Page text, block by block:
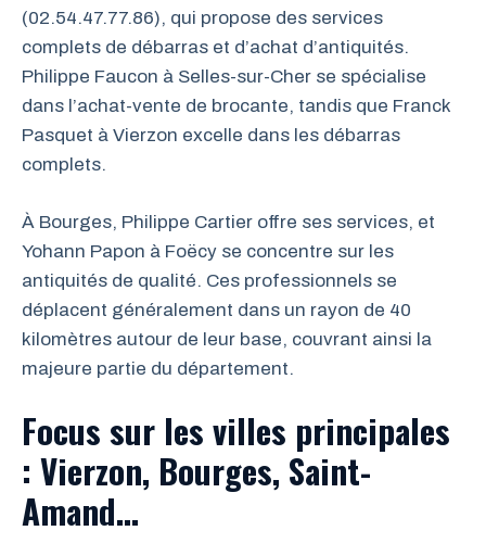
(02.54.47.77.86), qui propose des services
complets de débarras et d’achat d’antiquités.
Philippe Faucon à Selles-sur-Cher se spécialise
dans l’achat-vente de brocante, tandis que Franck
Pasquet à Vierzon excelle dans les débarras
complets.
À Bourges, Philippe Cartier offre ses services, et
Yohann Papon à Foëcy se concentre sur les
antiquités de qualité. Ces professionnels se
déplacent généralement dans un rayon de 40
kilomètres autour de leur base, couvrant ainsi la
majeure partie du département.
Focus sur les villes principales
: Vierzon, Bourges, Saint-
Amand…